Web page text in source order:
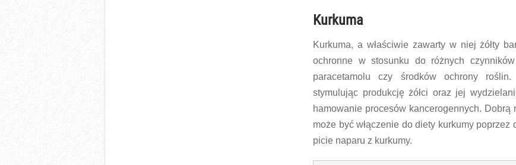
Kurkuma
Kurkuma, a właściwie zawarty w niej żółty
ochronne w stosunku do różnych
paracetamolu czy środków ochrony
stymulując produkcję żółci oraz jej
hamowanie procesów kancerogennych.
może być włączenie do diety kurkumy
picie naparu z kurkumy.